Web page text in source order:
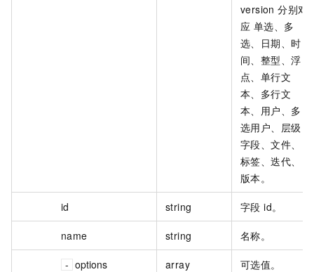
version 分别对
应 单选、多
选、日期、时
间、整型、浮
点、单行文
本、多行文
本、用户、多
选用户、层级
字段、文件、
标签、迭代、
版本。
id string 字段 id。
name string 名称。
options array 可选值。